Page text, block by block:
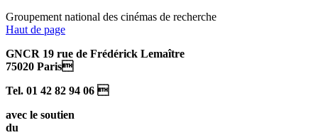
Groupement national des cinémas de recherche
Haut de page
GNCR 19 rue de Frédérick Lemaître
75020 Paris
Tel. 01 42 82 94 06 
avec le soutien
du